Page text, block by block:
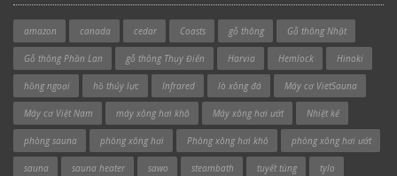
amazon canada cedar Coasts gỗ thông Gỗ thông Nhật
Gỗ thông Phần Lan gỗ thông Thụy Điển Harvia Hemlock Hinoki
hồng ngoại hồ thủy lực Infrared lò xông đá Máy cơ VietSauna
Máy cơ Việt Nam máy xông hơi khô Máy xông hơi ướt Nhiệt kế
phòng sauna phòng xông hơi Phòng xông hơi khô phòng xông hơi ướt
sauna sauna heater sawo steambath tuyết tùng tylo